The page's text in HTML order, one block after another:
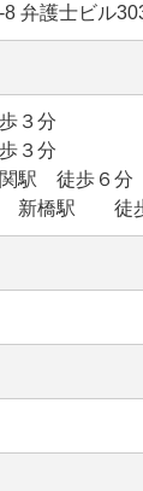
弁護士ビル
３分
３分
駅 徒歩６分
線 新橋駅 徒